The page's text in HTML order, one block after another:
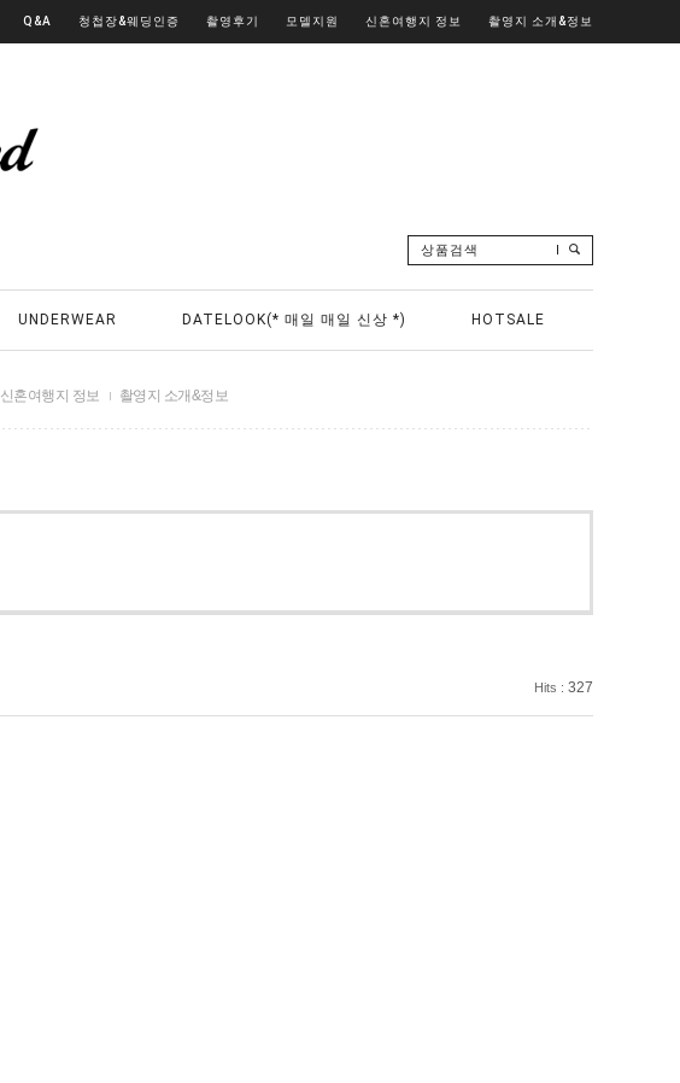
Q&A 청첩장&웨딩인증 촬영후기 모델지원 신혼여행지 정보 촬영지 소개&정보
상품검색
UNDERWEAR DATELOOK(* 매일 매일 신상 *) HOTSALE
신혼여행지 정보 촬영지 소개&정보
Hits : 327